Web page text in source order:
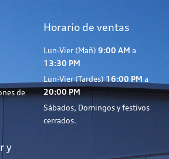
de
Horario de ventas
Lun-Vier (Mañ) 9:00 AM a
13:30 PM
Lun-Vier (Tardes)16:00 PM a
20:00 PM
Sábados, Domingos y festivos
cerrados.
y